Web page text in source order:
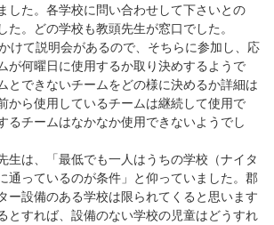
した。各学校に問い合わせして下さいとの
た。どの学校も教頭先生が窓口でした。
けて説明会があるので、そちらに参加し、応
が何曜日に使用するか取り決めするようで
とできないチームをどの様に決めるか詳細は
から使用しているチームは継続して使用で
るチームはなかなか使用できないようでし
は、「最低でも一人はうちの学校（ナイタ
通っているのが条件」と仰っていました。郡
ー設備のある学校は限られてくると思います
とすれば、設備のない学校の児童はどうすれ